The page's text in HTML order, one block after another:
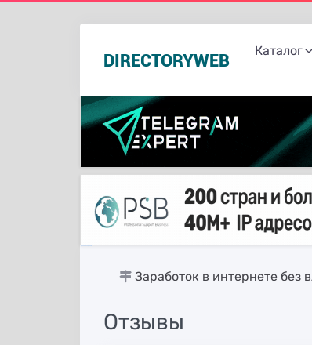
DIRECTORYWEB
Каталог
Заработок в интернете без
Отзывы